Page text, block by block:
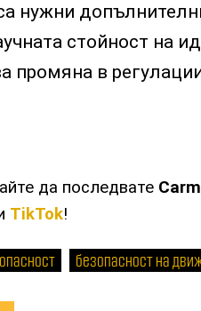
нужни
стойност на
промяна в
да последвате
TikTok!
безопасност на